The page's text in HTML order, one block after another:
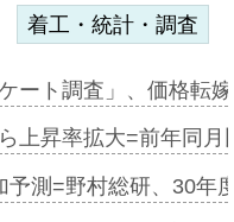
着工・統計・調査
ート調査」、価格転
上昇率拡大=前年同
予測=野村総研、30年